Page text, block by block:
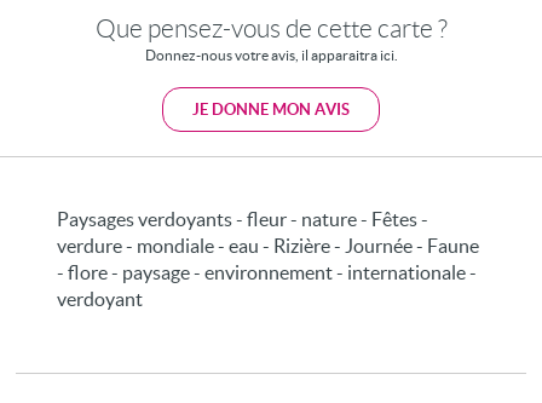
Que pensez-vous de cette carte ?
Donnez-nous votre avis, il apparaitra ici.
JE DONNE MON AVIS
Paysages verdoyants - fleur - nature - Fêtes -
verdure - mondiale - eau - Rizière - Journée - Faune
- flore - paysage - environnement - internationale -
verdoyant